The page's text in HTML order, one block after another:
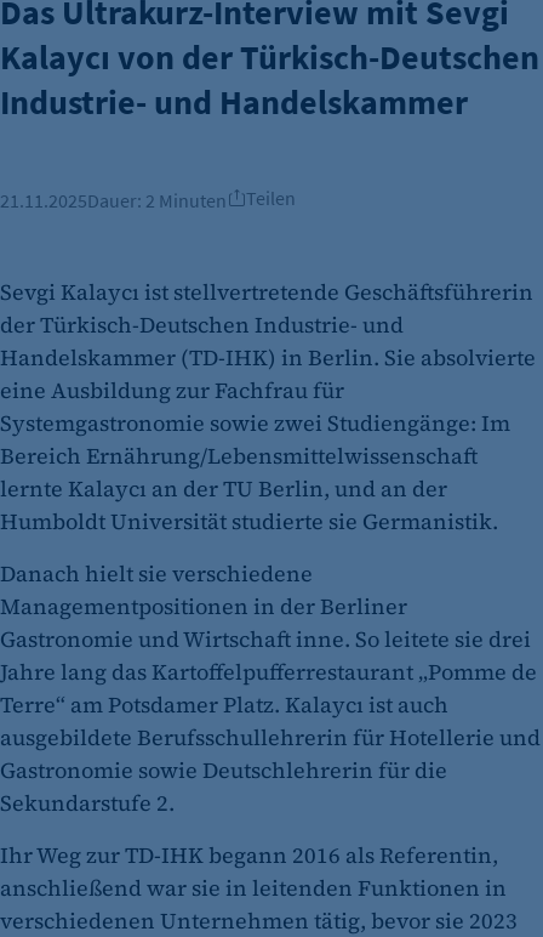
Das Ultrakurz-Interview mit Sevgi
Kalaycı von der Türkisch-Deutschen
Industrie- und Handelskammer
21.11.2025Dauer: 2 Minuten Teilen
Sevgi Kalaycı ist stellvertretende Geschäftsführerin
der Türkisch-Deutschen Industrie- und
Handelskammer (TD-IHK) in Berlin. Sie absolvierte
eine Ausbildung zur Fachfrau für
Systemgastronomie sowie zwei Studiengänge: Im
Bereich Ernährung/Lebensmittelwissenschaft
lernte Kalaycı an der TU Berlin, und an der
Humboldt Universität studierte sie Germanistik.
Danach hielt sie verschiedene
Managementpositionen in der Berliner
Gastronomie und Wirtschaft inne. So leitete sie drei
Jahre lang das Kartoffelpufferrestaurant „Pomme de
Terre“ am Potsdamer Platz. Kalaycı ist auch
ausgebildete Berufsschullehrerin für Hotellerie und
Gastronomie sowie Deutschlehrerin für die
Sekundarstufe 2.
Ihr Weg zur TD-IHK begann 2016 als Referentin,
anschließend war sie in leitenden Funktionen in
verschiedenen Unternehmen tätig, bevor sie 2023